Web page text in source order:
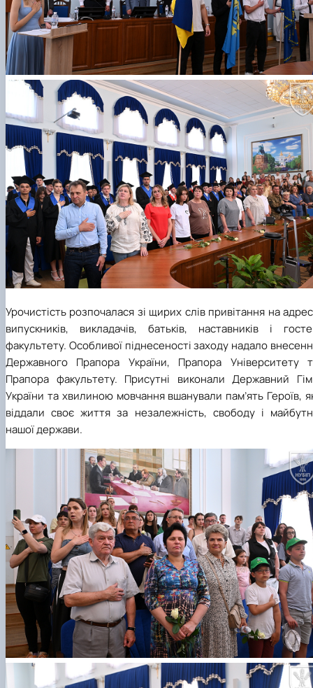
Урочистість розпочалася зі щирих слів привітання на
випускників, викладачів, батьків, наставників і
факультету. Особливої піднесеності заходу надало
Державного Прапора України, Прапора Університету
Прапора факультету. Присутні виконали Державний
України та хвилиною мовчання вшанували пам’ять Героїв,
віддали своє життя за незалежність, свободу і
нашої держави.